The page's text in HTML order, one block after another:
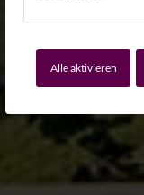
Alle aktivieren